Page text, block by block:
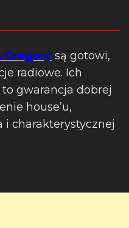
Gregory są gotowi,
radiowe. Ich
to gwarancja dobrej
house’u,
i charakterystycznej